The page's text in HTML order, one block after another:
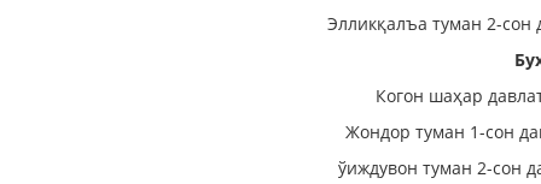
Элликқалъа туман 2-сон
Когон шаҳар
Жондор туман 1-сон
ўиждувон туман 2-сон